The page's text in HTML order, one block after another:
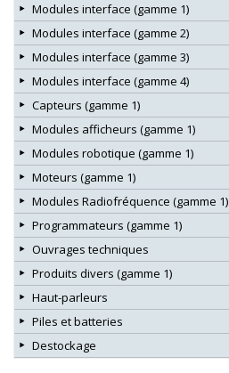
Modules interface (gamme 1)
Modules interface (gamme 2)
Modules interface (gamme 3)
Modules interface (gamme 4)
Capteurs (gamme 1)
Modules afficheurs (gamme 1)
Modules robotique (gamme 1)
Moteurs (gamme 1)
Modules Radiofréquence (gamme 1)
Programmateurs (gamme 1)
Ouvrages techniques
Produits divers (gamme 1)
Haut-parleurs
Piles et batteries
Destockage